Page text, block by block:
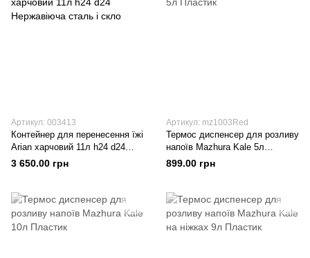
Артикул: 003413
Контейнер для перенесення їжі
Arian харчовий 11л h24 d24
Нержавіюча сталь і скло
3 650.00 грн
Артикул: mz1003Red
Термос диспенсер для розливу
напоїв Mazhura Kale 5л
Пластик
899.00 грн